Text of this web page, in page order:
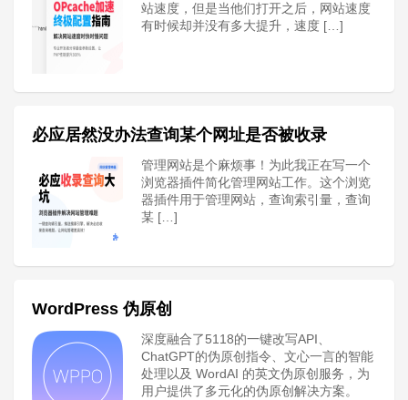
站速度，但是当他们打开之后，网站速度
有时候却并没有多大提升，速度 […]
必应居然没办法查询某个网址是否被收录
管理网站是个麻烦事！为此我正在写一个
浏览器插件简化管理网站工作。这个浏览
器插件用于管理网站，查询索引量，查询
某 […]
WordPress 伪原创
深度融合了5118的一键改写API、
ChatGPT的伪原创指令、文心一言的智能
处理以及 WordAI 的英文伪原创服务，为
用户提供了多元化的伪原创解决方案。